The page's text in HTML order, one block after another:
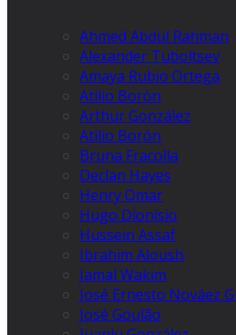
Ahmed Abdul Rahman
Alexander Tuboltsev
Amaya Rubio Ortega
Atilio Borón
Arthur González
Atilio Borón
Bruna Fracolla
Declan Hayes
Henry Omar
Hugo Dionísio
Hussein Assaf
Ibrahim Aloush
Jamal Wakim
José Ernesto Nováez
José Goulão